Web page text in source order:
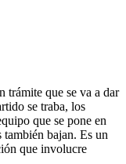
trámite que se va a dar
se traba, los
que se pone en
también bajan. Es un
que involucre